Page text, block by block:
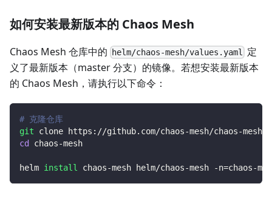
如何安装最新版本的 Chaos Mesh
Chaos Mesh 仓库中的 helm/chaos-mesh/values.yaml 定
义了最新版本（master 分支）的镜像。若想安装最新版本
的 Chaos Mesh，请执行以下命令：
# 克隆仓库
git clone https://github.com/chaos-mesh/chaos-
cd
chaos-mesh
helm install chaos-mesh helm/chaos-mesh -n=chaos-